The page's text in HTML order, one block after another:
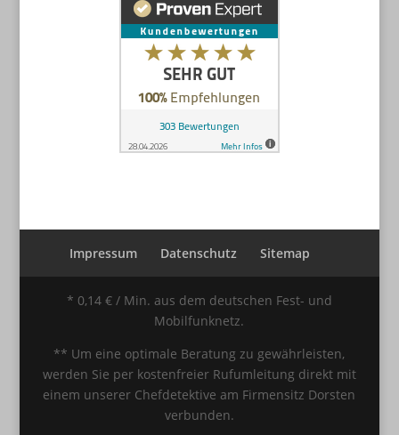
Impressum Datenschutz Sitemap
* 0,14 € / Min. aus dem deutschen Fest- und
Mobilfunknetz.
** Um eine optimale Beratung zu gewährleisten,
werden Sie per kostenfreier Rufumleitung direkt mit
einem unserer Chefdetektive am Firmensitz Dorsten
verbunden.